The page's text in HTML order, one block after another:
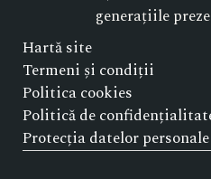
generațiile
Hartă site
Termeni și condiții
Politica cookies
Politică de
Protecția datelor personale